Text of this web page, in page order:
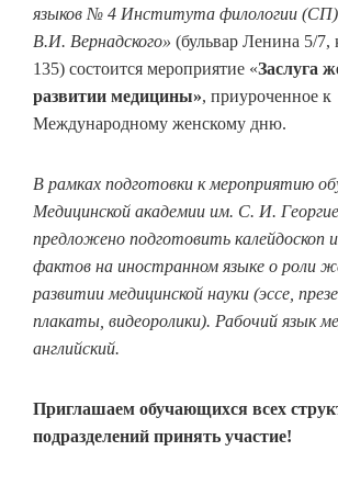
языков № 4 Института филологии
В.И. Вернадского» (бульвар Ленина 5/7,
135) состоится мероприятие «Заслуга
развитии медицины», приуроченное к
Международному женскому дню.
В рамках подготовки к мероприятию
Медицинской академии им. С. И.
предложено подготовить калейдоскоп
фактов на иностранном языке о роли
развитии медицинской науки (эссе,
плакаты, видеоролики). Рабочий язык
английский.
Приглашаем обучающихся всех
подразделений принять участие!